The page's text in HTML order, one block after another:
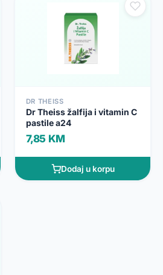
DR THEISS
Dr Theiss žalfija i vitamin C
pastile a24
7,85 KM
Dodaj u korpu